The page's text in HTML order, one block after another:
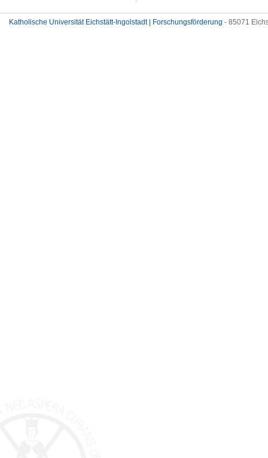
Katholische Universität Eichstätt-Ingolstadt | Forschungsförderung - 85071